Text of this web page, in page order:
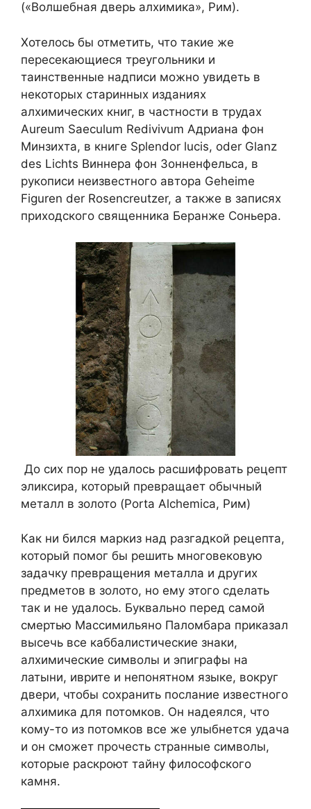
(«Волшебная дверь алхимика», Рим).
Хотелось бы отметить, что такие же
пересекающиеся треугольники и
таинственные надписи можно увидеть в
некоторых старинных изданиях
алхимических книг, в частности в трудах
Aureum Saeculum Redivivum Адриана фон
Минзихта, в книге Splendor lucis, oder Glanz
des Lichts Виннера фон Зонненфельса, в
рукописи неизвестного автора Geheime
Figuren der Rosencreutzer, а также в записях
приходского священника Беранже Соньера.
До сих пор не удалось расшифровать рецепт
эликсира, который превращает обычный
металл в золото (Porta Alchemica, Рим)
Как ни бился маркиз над разгадкой рецепта,
который помог бы решить многовековую
задачку превращения металла и других
предметов в золото, но ему этого сделать
так и не удалось. Буквально перед самой
смертью Массимильяно Паломбара приказал
высечь все каббалистические знаки,
алхимические символы и эпиграфы на
латыни, иврите и непонятном языке, вокруг
двери, чтобы сохранить послание известного
алхимика для потомков. Он надеялся, что
кому-то из потомков все же улыбнется удача
и он сможет прочесть странные символы,
которые раскроют тайну философского
камня.